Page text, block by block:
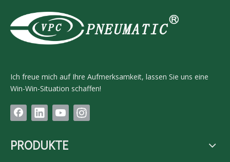
Ich freue mich auf Ihre Aufmerksamkeit, lassen Sie uns eine
Win-Win-Situation schaffen!
PRODUKTE